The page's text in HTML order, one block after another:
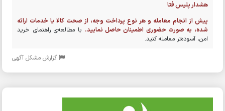
هشدار پلیس فتا
پیش از انجام معامله و هر نوع پرداخت وجه، از صحت کالا یا خدمات ارائه
شده، به صورت حضوری اطمینان حاصل نمایید. با مطالعه‌ی راهنمای خرید
امن، آسوده‌تر معامله کنید.
گزارش مشکل آگهی